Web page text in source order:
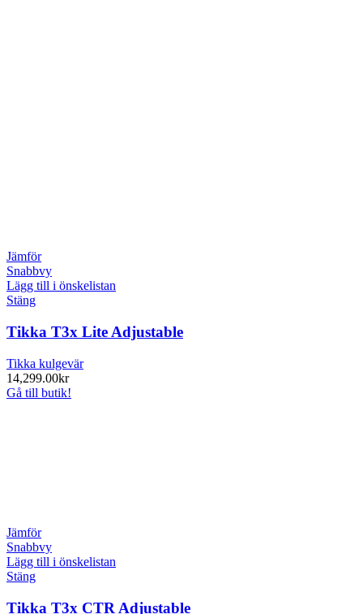
Jämför
Snabbvy
Lägg till i önskelistan
Stäng
Tikka T3x Lite Adjustable
Tikka kulgevär
14,299.00kr
Gå till butik!
Jämför
Snabbvy
Lägg till i önskelistan
Stäng
Tikka T3x CTR Adjustable